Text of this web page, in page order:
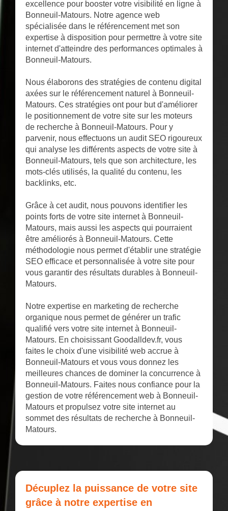
excellence pour booster votre visibilité en ligne à
Bonneuil-Matours. Notre agence web
spécialisée dans le référencement met son
expertise à disposition pour permettre à votre site
internet d'atteindre des performances optimales à
Bonneuil-Matours.
Nous élaborons des stratégies de contenu digital
axées sur le référencement naturel à Bonneuil-
Matours. Ces stratégies ont pour but d'améliorer
le positionnement de votre site sur les moteurs
de recherche à Bonneuil-Matours. Pour y
parvenir, nous effectuons un audit SEO rigoureux
qui analyse les différents aspects de votre site à
Bonneuil-Matours, tels que son architecture, les
mots-clés utilisés, la qualité du contenu, les
backlinks, etc.
Grâce à cet audit, nous pouvons identifier les
points forts de votre site internet à Bonneuil-
Matours, mais aussi les aspects qui pourraient
être améliorés à Bonneuil-Matours. Cette
méthodologie nous permet d'établir une stratégie
SEO efficace et personnalisée à votre site pour
vous garantir des résultats durables à Bonneuil-
Matours.
Notre expertise en marketing de recherche
organique nous permet de générer un trafic
qualifié vers votre site internet à Bonneuil-
Matours. En choisissant Goodalldev.fr, vous
faites le choix d'une visibilité web accrue à
Bonneuil-Matours et vous vous donnez les
meilleures chances de dominer la concurrence à
Bonneuil-Matours. Faites nous confiance pour la
gestion de votre référencement web à Bonneuil-
Matours et propulsez votre site internet au
sommet des résultats de recherche à Bonneuil-
Matours.
Décuplez la puissance de votre site
grâce à notre expertise en